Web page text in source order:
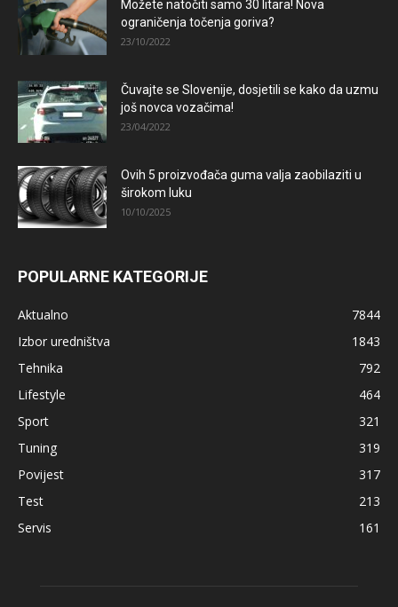
Možete natočiti samo 30 litara! Nova
ograničenja točenja goriva?
23/10/2022
Čuvajte se Slovenije, dosjetili se kako da uzmu
još novca vozačima!
23/04/2022
Ovih 5 proizvođača guma valja zaobilaziti u
širokom luku
10/10/2025
POPULARNE KATEGORIJE
Aktualno
7844
Izbor uredništva
1843
Tehnika
792
Lifestyle
464
Sport
321
Tuning
319
Povijest
317
Test
213
Servis
161